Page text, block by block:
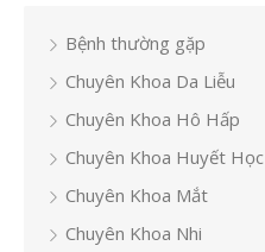
Bệnh thường gặp
Chuyên Khoa Da Liễu
Chuyên Khoa Hô Hấp
Chuyên Khoa Huyết Học
Chuyên Khoa Mắt
Chuyên Khoa Nhi